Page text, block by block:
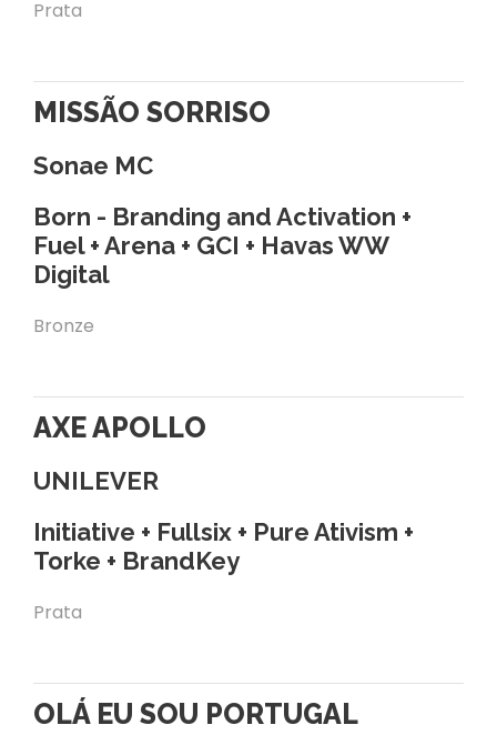
Prata
MISSÃO SORRISO
Sonae MC
Born - Branding and Activation +
Fuel + Arena + GCI + Havas WW
Digital
Bronze
AXE APOLLO
UNILEVER
Initiative + Fullsix + Pure Ativism +
Torke + BrandKey
Prata
OLÁ EU SOU PORTUGAL